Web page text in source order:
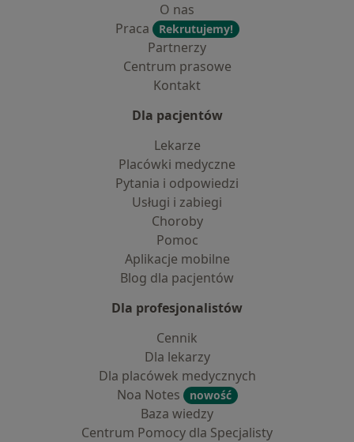
O nas
Praca
Rekrutujemy!
Partnerzy
Centrum prasowe
Kontakt
Dla pacjentów
Lekarze
Placówki medyczne
Pytania i odpowiedzi
Usługi i zabiegi
Choroby
Pomoc
Aplikacje mobilne
Blog dla pacjentów
Dla profesjonalistów
Cennik
Dla lekarzy
Dla placówek medycznych
Noa Notes
nowość
Baza wiedzy
Centrum Pomocy dla Specjalisty